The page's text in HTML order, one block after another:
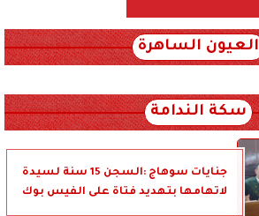
العيون الساهرة
سكة الندامة
جنايات سوهاج :السجن 15 سنة لسيدة
لاتهامها بتهديد فتاة على الفيس بوك